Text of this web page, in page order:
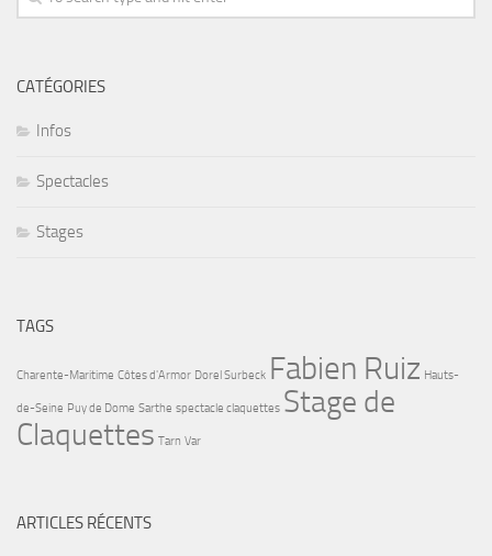
s
s
r
C
e
r
i
e
r
e
CATÉGORIES
Infos
Spectacles
Stages
TAGS
Charente-Maritime Côtes d'Armor Dorel Surbeck Fabien Ruiz Hauts-
de-Seine Puy de Dome Sarthe spectacle claquettes Stage de
Claquettes Tarn Var
ARTICLES RÉCENTS